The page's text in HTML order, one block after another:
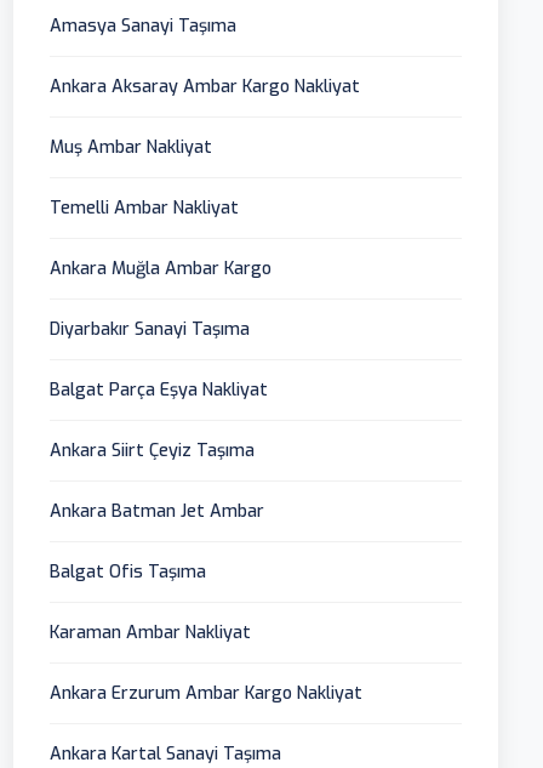
Amasya Sanayi Taşıma
Ankara Aksaray Ambar Kargo Nakliyat
Muş Ambar Nakliyat
Temelli Ambar Nakliyat
Ankara Muğla Ambar Kargo
Diyarbakır Sanayi Taşıma
Balgat Parça Eşya Nakliyat
Ankara Siirt Çeyiz Taşıma
Ankara Batman Jet Ambar
Balgat Ofis Taşıma
Karaman Ambar Nakliyat
Ankara Erzurum Ambar Kargo Nakliyat
Ankara Kartal Sanayi Taşıma